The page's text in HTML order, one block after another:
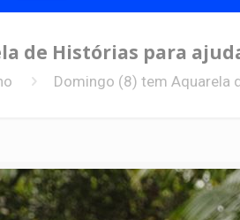
de Histórias para
Domingo (8) tem Aquarela